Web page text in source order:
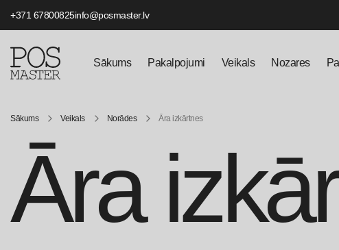
+371 67800825info@posmaster.lv
Sākums Pakalpojumi Veikals Nozares
Sākums Veikals Norādes Āra izkārtnes
Āra